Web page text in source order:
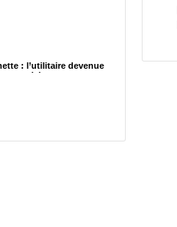
: l’utilitaire devenue
populaire